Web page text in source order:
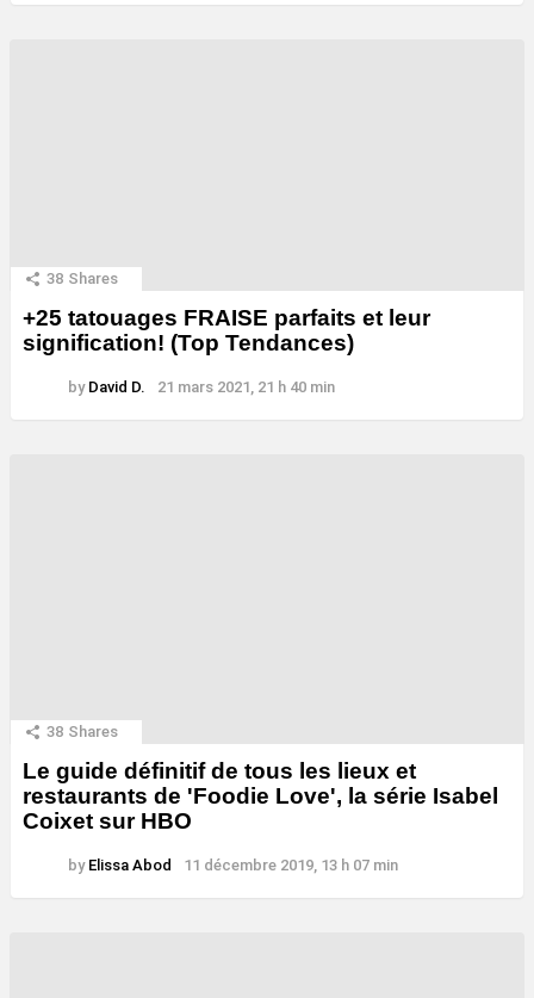
38 Shares
+25 tatouages ​​FRAISE parfaits et leur
signification! (Top Tendances)
by David D. 21 mars 2021, 21 h 40 min
38 Shares
Le guide définitif de tous les lieux et
restaurants de 'Foodie Love', la série Isabel
Coixet sur HBO
by Elissa Abod 11 décembre 2019, 13 h 07 min